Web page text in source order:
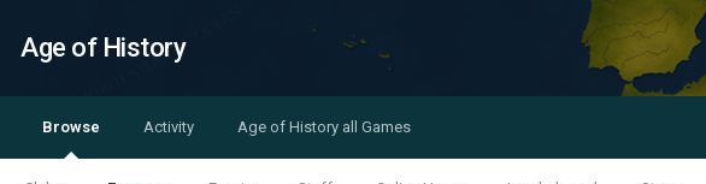
Age of History
Browse Activity Age of History all Games